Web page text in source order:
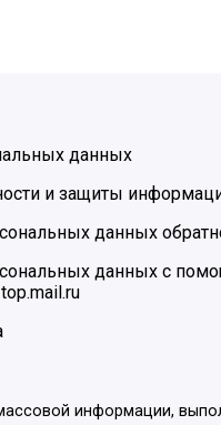
данных
и защиты
данных
данных с
информации,